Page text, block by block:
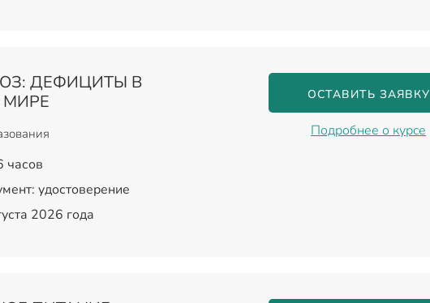
ДЕФИЦИТЫ В
часов
удостоверение
2026 года
ОСТАВИТЬ ЗАЯВКУ
Подробнее о курсе